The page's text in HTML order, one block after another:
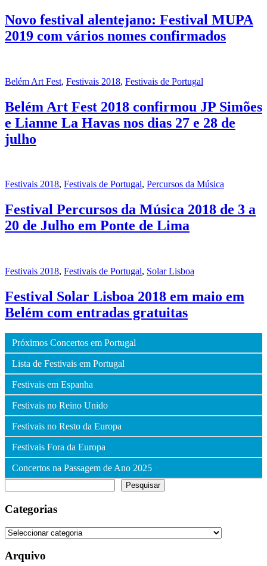
Novo festival alentejano: Festival MUPA
2019 com vários nomes confirmados
Belém Art Fest, Festivais 2018, Festivais de Portugal
Belém Art Fest 2018 confirmou JP Simões
e Lianne La Havas nos dias 27 e 28 de
julho
Festivais 2018, Festivais de Portugal, Percursos da Música
Festival Percursos da Música 2018 de 3 a
20 de Julho em Ponte de Lima
Festivais 2018, Festivais de Portugal, Solar Lisboa
Festival Solar Lisboa 2018 em maio em
Belém com entradas gratuitas
Próximos Concertos em Portugal
Lista de Festivais em Portugal
Festivais em Espanha
Festivais no Reino Unido
Festivais no Resto da Europa
Festivais Fora da Europa
Concertos na Passagem de Ano 2025
Pesquisar
Categorias
Categorias
Arquivo